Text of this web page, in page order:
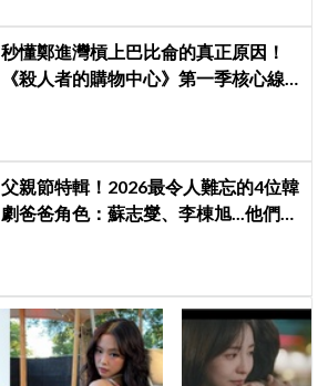
秒懂鄭進灣槓上巴比侖的真正原因！
《殺人者的購物中心》第一季核心線
父親節特輯！2026最令人難忘的4位韓
劇爸爸角色：蘇志燮、李棟旭...他們連